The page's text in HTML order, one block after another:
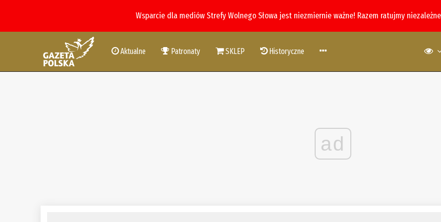
Wsparcie dla mediów Strefy Wolnego Słowa jest niezmiernie ważne! Razem ratujmy
Aktualne Patronaty SKLEP Historyczne
ad